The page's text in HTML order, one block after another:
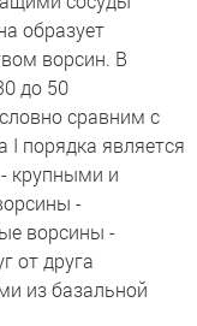
образует
ворсин. В
до 50
сравним с
I порядка является
крупными и
-
ворсины -
от друга
из базальной